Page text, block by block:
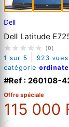
Dell
Dell Latitude
(0)
1 sur 5 923 vues
catégorie
#Ref : 260108-
Offre spéciale
115 000